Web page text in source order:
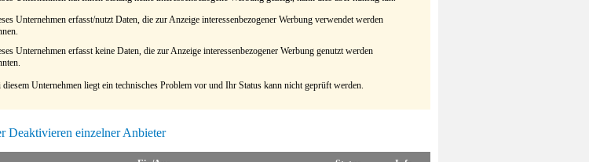
Unternehmen erfasst/nutzt Daten, die zur Anzeige interessenbezogener Werbung verwendet werden
Unternehmen erfasst keine Daten, die zur Anzeige interessenbezogener Werbung genutzt werden
diesem Unternehmen liegt ein technisches Problem vor und Ihr Status kann nicht geprüft werden.